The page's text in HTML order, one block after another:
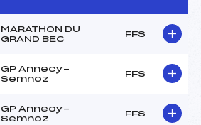
MARATHON DU
GRAND BEC
FFS
GP Annecy-
Semnoz
FFS
GP Annecy-
Semnoz
FFS